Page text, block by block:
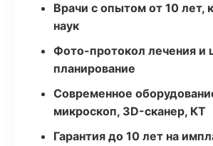
Врачи с опытом от 10 лет,
наук
Фото-протокол лечения и
планирование
Современное
микроскоп, 3D-сканер, КТ
Гарантия до 10 лет на